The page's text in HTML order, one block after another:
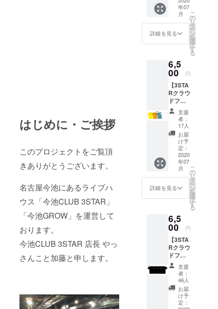
はじめに・ご挨拶
このプロジェクトをご覧頂
きありがとうございます。
名古屋今池にあるライブハ
ウス「今池CLUB 3STAR」
「今池GROW」を運営して
おります。
今池CLUB 3STAR 店長 やっ
さんこと加藤と申します。
杯分ご
利用頂
けま
す。 ※
にはご
使用で
きませ
ん。 ※
有効期
限：初
回ご利
用時よ
り1年間
有効。
STAFF
「家に
いて
ね！で
もまた
3STAR
てきて
ね...】と
哀愁漂
うTシャ
ツデザ
インで
す。 ・
カラー
展開 ブ
ラック /
ホワイ
ト / ク
リーム /
オレン
ジ 支援
時にご
希望の
びくだ
さい。
・サイ
ズ展開
M / L /
XL /
XXL ※支
援時に
ご希望
のサイ
ズをお
選びく
年07
月
詳細を見る
こ
の
リ
タ
ー
ン
を
選
択
す
る
6,5
00 円
【3STA
Rクラウ
ドファ
ンディ
ング完
全限定
ロゴTee
シリー
ズ"SUR
VIVE"】
半袖T
シャツ
Design
ed by :
3STAR
協力
ティス
ト全組
のロゴ
をバッ
クプリ
ントに
デザイ
ン！ 胸
には
「SUR
VIVE」
のワン
支援
者：
17人
お届
け予
定：
2020
年07
月
詳細を見る
こ
の
リ
タ
ー
ン
を
選
択
す
る
6,5
00 円
【3STA
Rクラウ
ドファ
ンディ
ング完
全限定
ロゴTee
シリー
ズ"STA
支援
者：
46人
お届
け予
定：